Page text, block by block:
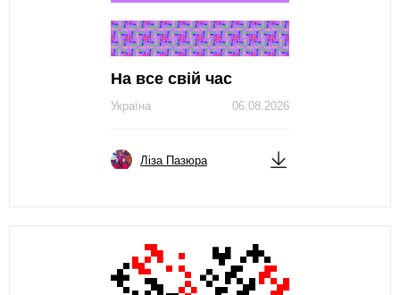
На все свій час
06.08.2026
Україна
Ліза Пазюра